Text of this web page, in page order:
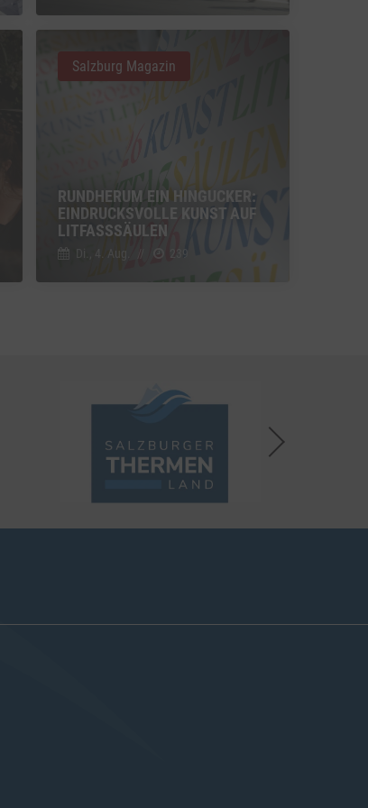
RUNDHERUM EIN HINGUCKER:
EINDRUCKSVOLLE KUNST AUF
LITFASSSÄULEN
Di., 4. Aug. 239
Salzburg Magazin